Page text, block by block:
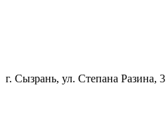
г. Сызрань, ул. Степана Разина, 3